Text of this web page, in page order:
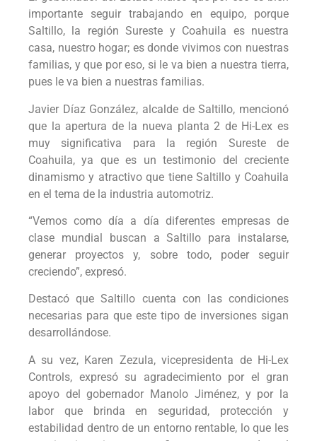
importante seguir trabajando en equipo, porque
Saltillo, la región Sureste y Coahuila es nuestra
casa, nuestro hogar; es donde vivimos con nuestras
familias, y que por eso, si le va bien a nuestra tierra,
pues le va bien a nuestras familias.
Javier Díaz González, alcalde de Saltillo, mencionó
que la apertura de la nueva planta 2 de Hi-Lex es
muy significativa para la región Sureste de
Coahuila, ya que es un testimonio del creciente
dinamismo y atractivo que tiene Saltillo y Coahuila
en el tema de la industria automotriz.
“Vemos como día a día diferentes empresas de
clase mundial buscan a Saltillo para instalarse,
generar proyectos y, sobre todo, poder seguir
creciendo”, expresó.
Destacó que Saltillo cuenta con las condiciones
necesarias para que este tipo de inversiones sigan
desarrollándose.
A su vez, Karen Zezula, vicepresidenta de Hi-Lex
Controls, expresó su agradecimiento por el gran
apoyo del gobernador Manolo Jiménez, y por la
labor que brinda en seguridad, protección y
estabilidad dentro de un entorno rentable, lo que les